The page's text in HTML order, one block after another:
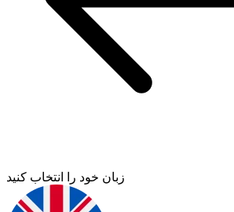
زبان خود را انتخاب کنید